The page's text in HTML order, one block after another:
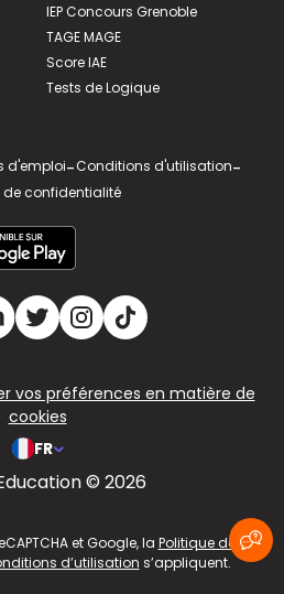
IEP Concours Grenoble
TAGE MAGE
Score IAE
Tests de Logique
d'emploi-Conditions d'utilisation-
de confidentialité
vos préférences en matière de
cookies
FR
© 2026
et Google, la Politique de
d’utilisation s’appliquent.